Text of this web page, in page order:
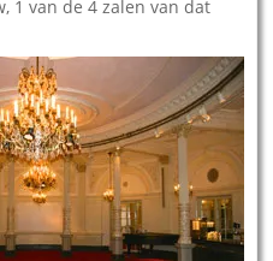
1 van de 4 zalen van dat